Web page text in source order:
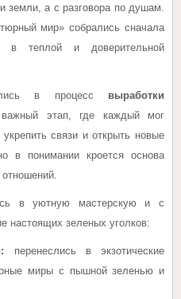
земли, а с разговора по душам.
мир» собрались сначала
в теплой и доверительной
в процесс выработки
этап, где каждый мог
связи и открыть новые
в понимании кроется основа
в уютную мастерскую и с
настоящих зеленых уголков:
перенеслись в экзотические
миры с пышной зеленью и